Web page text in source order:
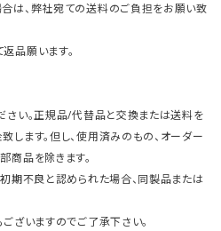
は、弊社宛ての送料のご負担をお願い致
品願います。
い。正規品/代替品と交換または送料を
ます。但し、使用済みのもの、オーダー
商品を除きます。
期不良と認められた場合、同製品または
ざいますのでご了承下さい。